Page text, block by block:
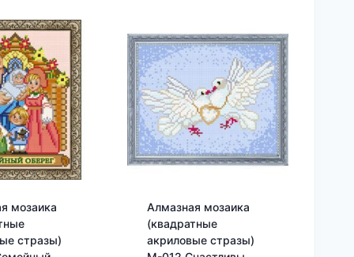
мозаика
стразы)
Алмазная мозаика
(квадратные
акриловые стразы)